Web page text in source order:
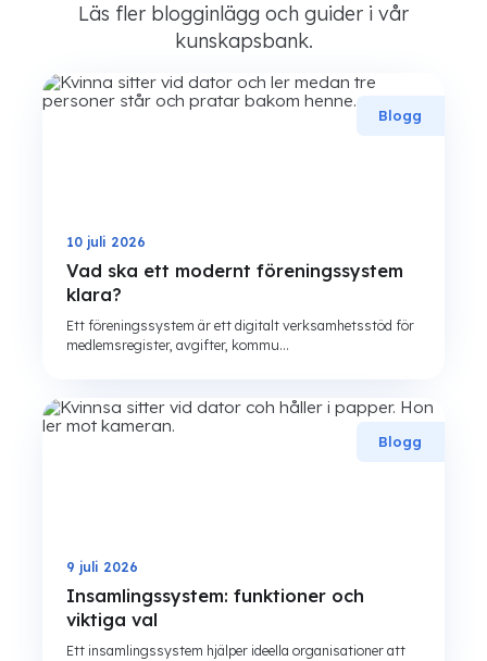
Läs fler blogginlägg och guider i vår
kunskapsbank.
Blogg
10 juli 2026
Vad ska ett modernt föreningssystem
klara?
Ett föreningssystem är ett digitalt verksamhetsstöd för
medlemsregister, avgifter, kommu...
Blogg
9 juli 2026
Insamlingssystem: funktioner och
viktiga val
Ett insamlingssystem hjälper ideella organisationer att